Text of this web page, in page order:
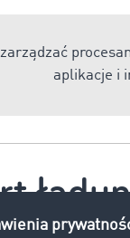
aplikacje i